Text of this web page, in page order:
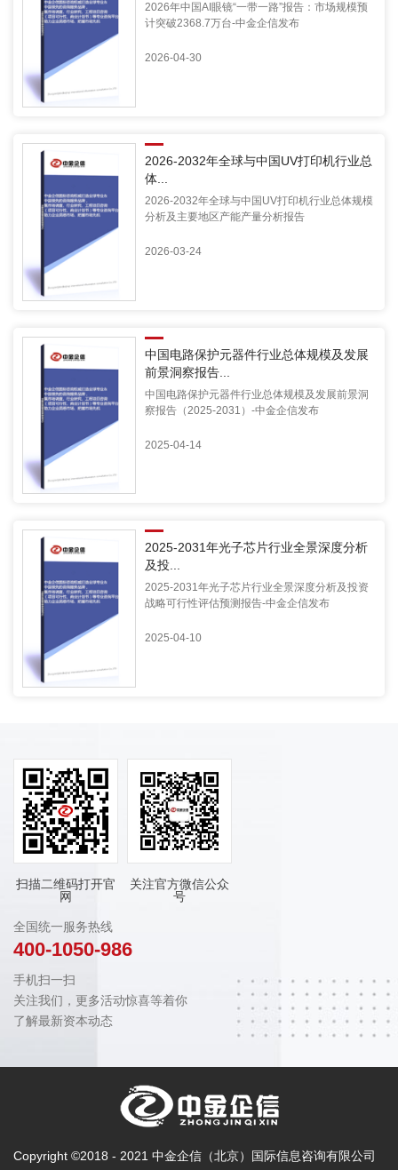
2026年中国AI眼镜“一带一路”报告：市场规模预
计突破2368.7万台-中金企信发布
2026-04-30
2026-2032年全球与中国UV打印机行业总
体...
2026-2032年全球与中国UV打印机行业总体规模
分析及主要地区产能产量分析报告
2026-03-24
中国电路保护元器件行业总体规模及发展
前景洞察报告...
中国电路保护元器件行业总体规模及发展前景洞
察报告（2025-2031）-中金企信发布
2025-04-14
2025-2031年光子芯片行业全景深度分析
及投...
2025-2031年光子芯片行业全景深度分析及投资
战略可行性评估预测报告-中金企信发布
2025-04-10
扫描二维码打开官
网
关注官方微信公众
号
全国统一服务热线
400-1050-986
手机扫一扫
关注我们，更多活动惊喜等着你
了解最新资本动态
Copyright ©2018 - 2021 中金企信（北京）国际信息咨询有限公司